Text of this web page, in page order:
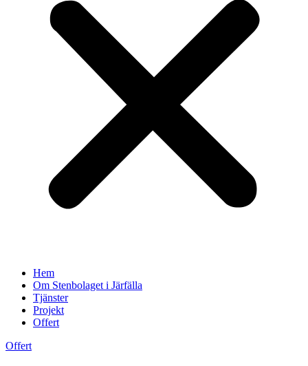
Hem
Om Stenbolaget i Järfälla
Tjänster
Projekt
Offert
Offert